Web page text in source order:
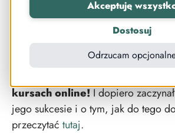
przełożyć się na większe zyski.
A jeżeli już o zyskach mówimy, to
że na kursach online można sporo
kursach online!I dopiero
jego sukcesie i o tym, jak do tego
przeczytać tutaj.
Akceptuję
Dostosuj
Odrzucam